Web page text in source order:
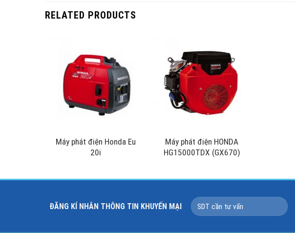
RELATED PRODUCTS
Máy phát điện Honda Eu
20i
Máy phát điện HONDA
HG15000TDX (GX670)
ĐĂNG KÍ NHÂN THÔNG TIN KHUYẾN MẠI